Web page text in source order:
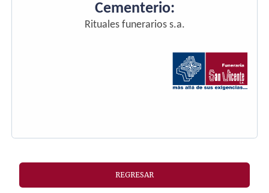
Cementerio:
Rituales funerarios s.a.
REGRESAR